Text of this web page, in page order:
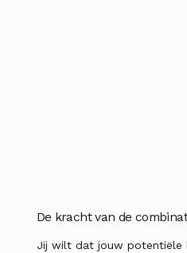
De kracht van de
Jij wilt dat jouw potentiële